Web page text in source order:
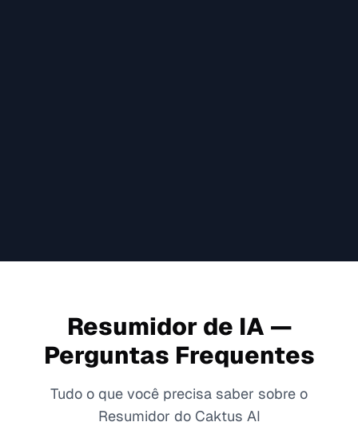
Resumidor de IA —
Perguntas Frequentes
Tudo o que você precisa saber sobre o
Resumidor do Caktus AI